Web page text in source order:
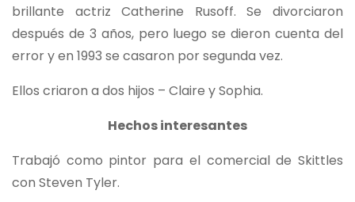
brillante actriz Catherine Rusoff. Se divorciaron
después de 3 años, pero luego se dieron cuenta del
error y en 1993 se casaron por segunda vez.
Ellos criaron a dos hijos – Claire y Sophia.
Hechos interesantes
Trabajó como pintor para el comercial de Skittles
con Steven Tyler.